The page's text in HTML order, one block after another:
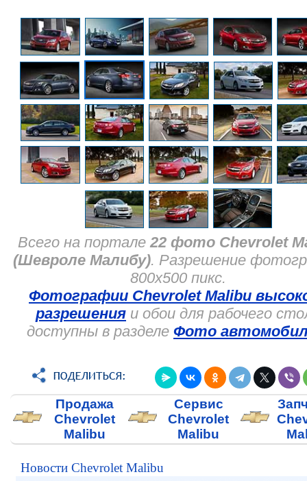
Всего на портале22 фото Chevrolet
(Шевроле Малибу). Разрешение
800x500 пикс.
Фотографии Chevrolet Malibu
разрешения и обои для рабочего
доступны в разделе Фото
Продажа
Chevrolet
Malibu
Сервис
Chevrolet
Malibu
Новости Chevrolet Malibu